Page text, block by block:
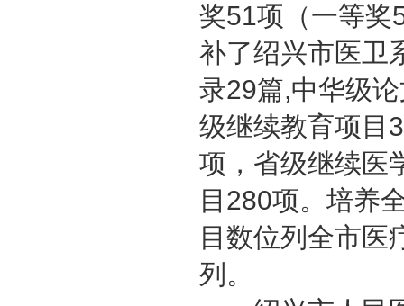
奖51项（一等奖
补了绍兴市医卫
录29篇,中华级
级继续教育项目
项，省级继续医
目280项。培养
目数位列全市医
列。